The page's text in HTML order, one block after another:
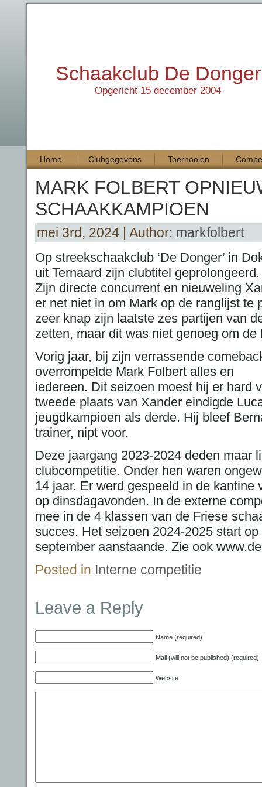
Schaakclub De Donger
Opgericht 15 december 2004
Home Clubgegevens Toernooien
MARK FOLBERT
SCHAAKKAMPIOEN
mei 3rd, 2024 | Author: markfolbert
Op streekschaakclub ‘De Donger’ in
uit Ternaard zijn clubtitel geprolongeerd.
Zijn directe concurrent en nieuweling
er net niet in om Mark op de ranglijst te
zeer knap zijn laatste zes partijen van
zetten, maar dit was niet genoeg om
Vorig jaar, bij zijn verrassende
overrompelde Mark Folbert alles en
iedereen. Dit seizoen moest hij er hard
tweede plaats van Xander eindigde
jeugdkampioen als derde. Hij bleef
trainer, nipt voor.
Deze jaargang 2023-2024 deden maar
clubcompetitie. Onder hen waren
14 jaar. Er werd gespeeld in de kantine
op dinsdagavonden. In de externe
mee in de 4 klassen van de Friese
succes. Het seizoen 2024-2025 start
september aanstaande. Zie ook
Posted in Interne competitie
Leave a Reply
Name (required)
Mail (will not be published) (required)
Website